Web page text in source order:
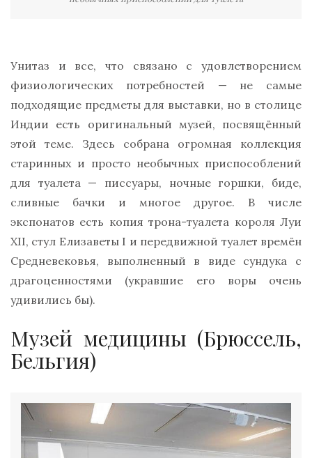
Унитаз и все, что связано с удовлетворением
физиологических потребностей — не самые
подходящие предметы для выставки, но в столице
Индии есть оригинальный музей, посвящённый
этой теме. Здесь собрана огромная коллекция
старинных и просто необычных приспособлений
для туалета — писсуары, ночные горшки, биде,
сливные бачки и многое другое. В числе
экспонатов есть копия трона-туалета короля Луи
XII, стул Елизаветы I и передвижной туалет времён
Средневековья, выполненный в виде сундука с
драгоценностями (укравшие его воры очень
удивились бы).
Музей медицины (Брюссель,
Бельгия)